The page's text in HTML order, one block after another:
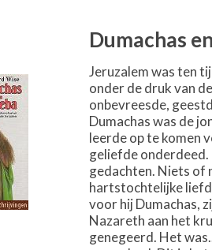
Dumachas
Jeruzalem was ten
onder de druk van
onbevreesde,
Dumachas was de
leerde op te komen
geliefde onderdeed.
gedachten. Niets of
hartstochtelijke
voor hij Dumachas,
Nazareth aan het
genegeerd. Het